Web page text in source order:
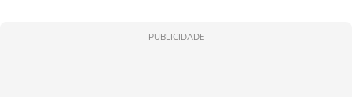
PUBLICIDADE